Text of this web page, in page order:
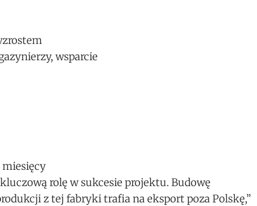
wsparcie
rolę w sukcesie projektu. Budowę
z tej fabryki trafia na eksport poza Polskę,”